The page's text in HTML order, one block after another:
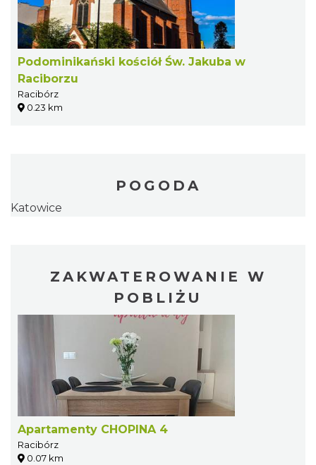
Podominikański kościół Św. Jakuba w
Raciborzu
Racibórz
0.23 km
POGODA
Katowice
ZAKWATEROWANIE W
POBLIŻU
Apartamenty CHOPINA 4
Racibórz
0.07 km